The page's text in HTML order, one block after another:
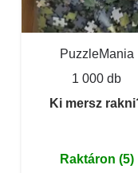
PuzzleMania
1 000 db
Ki mersz
Raktáron (5)